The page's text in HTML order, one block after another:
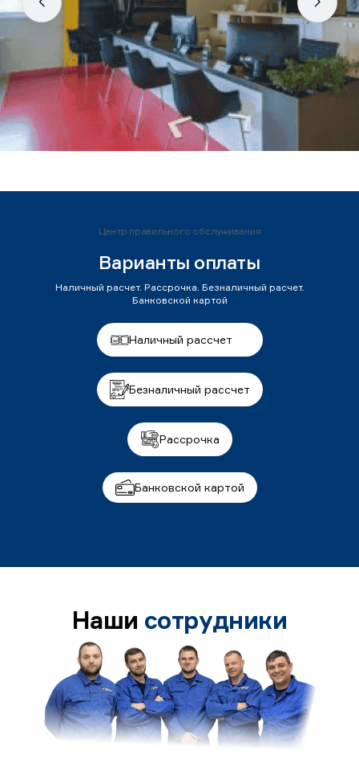
Центр правильного обслуживания
Варианты оплаты
Наличный расчет. Рассрочка. Безналичный расчет.
Банковской картой
Наличный рассчет
Безналичный рассчет
Рассрочка
Банковской картой
Наши сотрудники